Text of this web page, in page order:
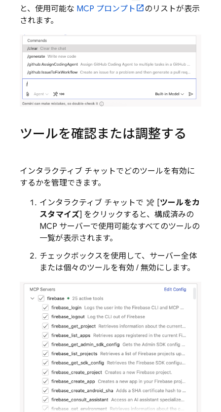
と、使用可能な MCP プロンプト
のリストが表示
されます。
ツールを確認または調整する
インタラクティブ チャットでどのツールを有効に
するかを管理できます。
インタラクティブ チャットで
[ツールをカ
スタマイズ] をクリックすると、構成済みの
MCP サーバーで使用可能なすべてのツールの
一覧が表示されます。
チェックボックスを使用して、サーバー全体
または個々のツールを有効 / 無効にします。